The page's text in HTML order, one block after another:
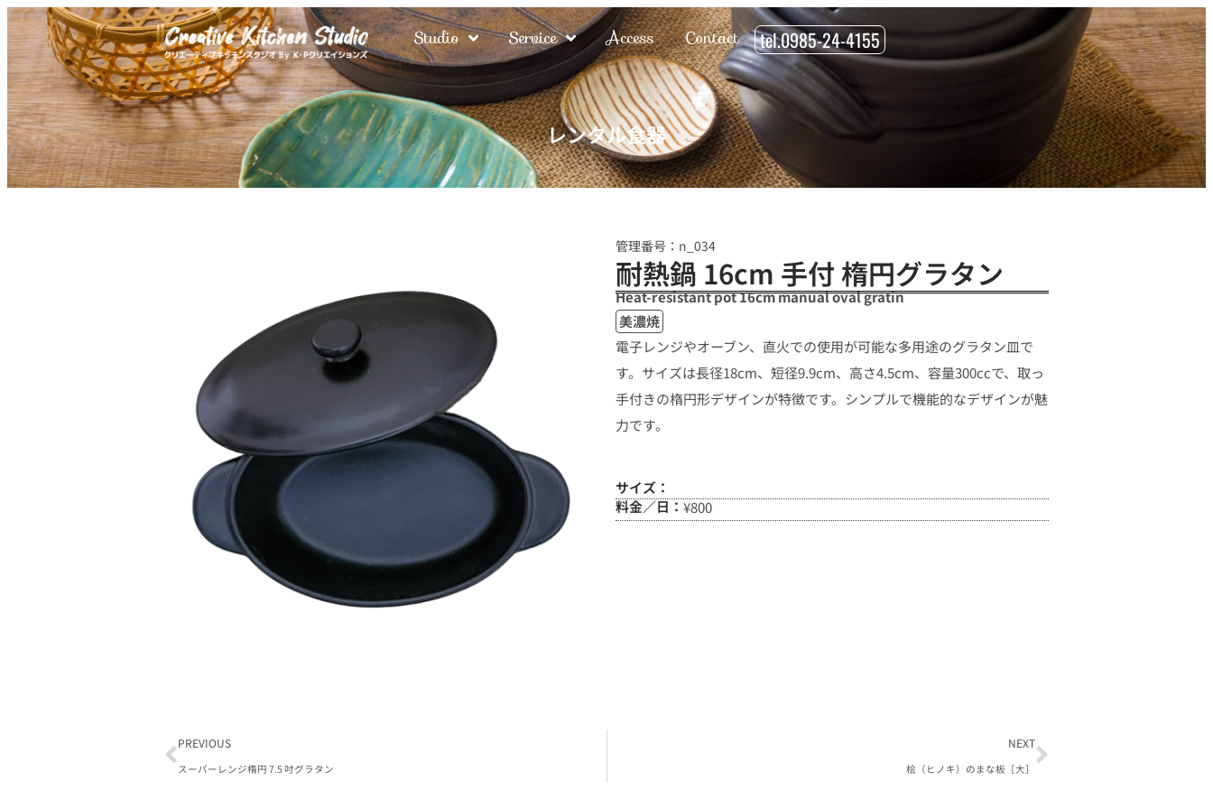
Studio Service Access Contact tel.0985-24-4155
レンタル食器
管理番号：n_034
耐熱鍋 16cm 手付 楕円グラタン
Heat-resistant pot 16cm manual oval gratin
美濃焼
電子レンジやオーブン、直火での使用が可能な多用途のグラタン皿で
す。サイズは長径18cm、短径9.9cm、高さ4.5cm、容量300ccで、取っ
手付きの楕円形デザインが特徴です。シンプルで機能的なデザインが魅
力です。
サイズ：
料金／日： ¥800
PREVIOUS
スーパーレンジ楕円 7.5 吋グラタン
NEXT
桧（ヒノキ）のまな板［大］